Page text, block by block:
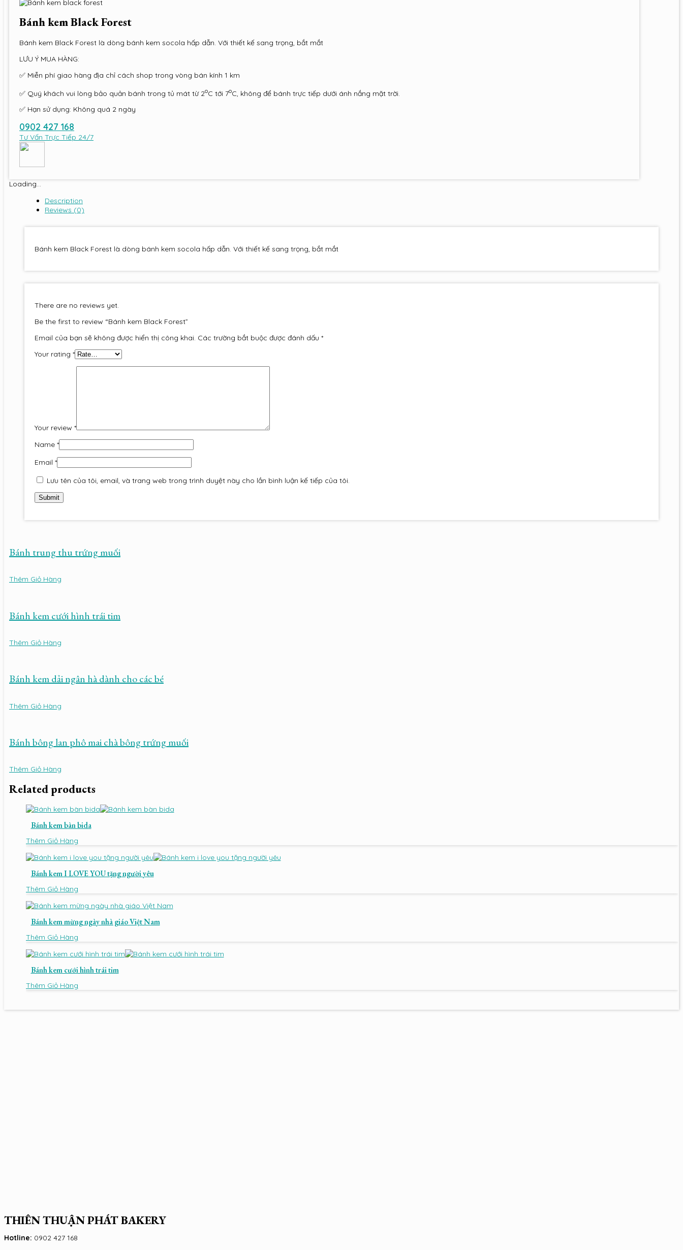
Bánh kem Black Forest
Bánh kem Black Forest là dòng bánh kem socola hấp dẫn. Với thiết kế sang trọng, bắt mắt
LƯU Ý MUA HÀNG:
✅ Miễn phí giao hàng địa chỉ cách shop trong vòng bán kính 1 km
✅ Quý khách vui lòng bảo quản bánh trong tủ mát từ 2oC tới 7oC, không để bánh trực tiếp dưới ánh nắng mặt trời.
✅ Hạn sử dụng: Không quá 2 ngày
0902 427 168
Tư Vấn Trực Tiếp 24/7
Loading...
Description
Reviews (0)
Bánh kem Black Forest là dòng bánh kem socola hấp dẫn. Với thiết kế sang trọng, bắt mắt
There are no reviews yet.
Be the first to review “Bánh kem Black Forest”
Email của bạn sẽ không được hiển thị công khai. Các trường bắt buộc được đánh dấu *
Your rating *
Your review *
Name *
Email *
Lưu tên của tôi, email, và trang web trong trình duyệt này cho lần bình luận kế tiếp của tôi.
Bánh trung thu trứng muối
Thêm Giỏ Hàng
Bánh kem cưới hình trái tim
Thêm Giỏ Hàng
Bánh kem dải ngân hà dành cho các bé
Thêm Giỏ Hàng
Bánh bông lan phô mai chà bông trứng muối
Thêm Giỏ Hàng
Related products
Bánh kem bàn bida
Thêm Giỏ Hàng
Bánh kem I LOVE YOU tặng người yêu
Thêm Giỏ Hàng
Bánh kem mừng ngày nhà giáo Việt Nam
Thêm Giỏ Hàng
Bánh kem cưới hình trái tim
Thêm Giỏ Hàng
THIÊN THUẬN PHÁT BAKERY
Hotline: 0902 427 168